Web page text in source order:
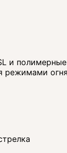
и
режимами